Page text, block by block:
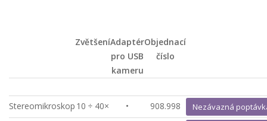
ZvětšeníAdaptér
pro USB
kameru
Objednací
číslo
Stereomikroskop 10 ÷ 40× • 908.998 Nezávazná